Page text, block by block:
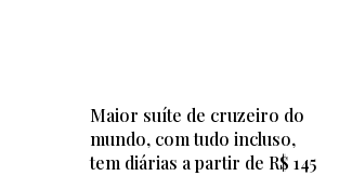
Maior suíte de cruzeiro do
mundo, com tudo incluso,
tem diárias a partir de R$ 145